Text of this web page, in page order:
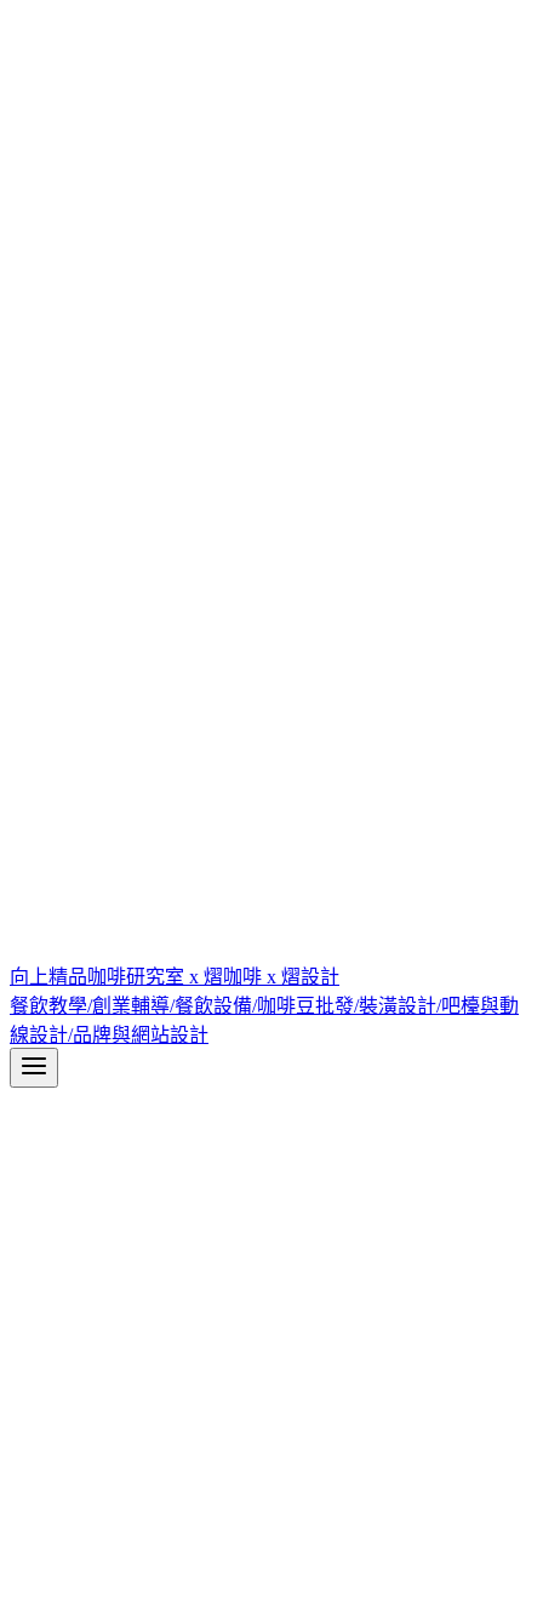
向上精品咖啡研究室 x 熠咖啡 x 熠設計
餐飲教學/創業輔導/餐飲設備/咖啡豆批發/裝潢設計/吧檯與動
線設計/品牌與網站設計